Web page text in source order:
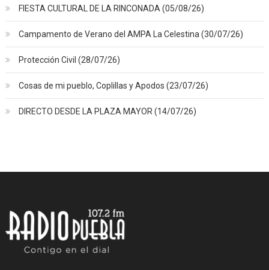
FIESTA CULTURAL DE LA RINCONADA (05/08/26)
Campamento de Verano del AMPA La Celestina (30/07/26)
Protección Civil (28/07/26)
Cosas de mi pueblo, Coplillas y Apodos (23/07/26)
DIRECTO DESDE LA PLAZA MAYOR (14/07/26)